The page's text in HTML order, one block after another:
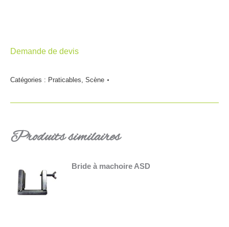
Demande de devis
Catégories : Praticables Scène
Produits similaires
Bride à machoire ASD